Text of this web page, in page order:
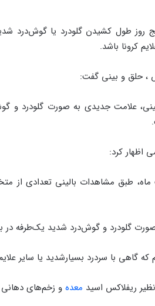
روز طول کشیدن گلودرد یا گوش‌درد
کرونا باشد.
حلق و بینی گفت:
علامت جدیدی به صورت گلودرد و
اظهار کرد:
ماه، طبق مشاهدات بالینی تعدادی
گلودرد و گوش‌درد شدید یک‌طرفه در
که گاهی با سردرد بسیارشدید یا سایر
ریفلاکس اسید معدهو زخم‌های